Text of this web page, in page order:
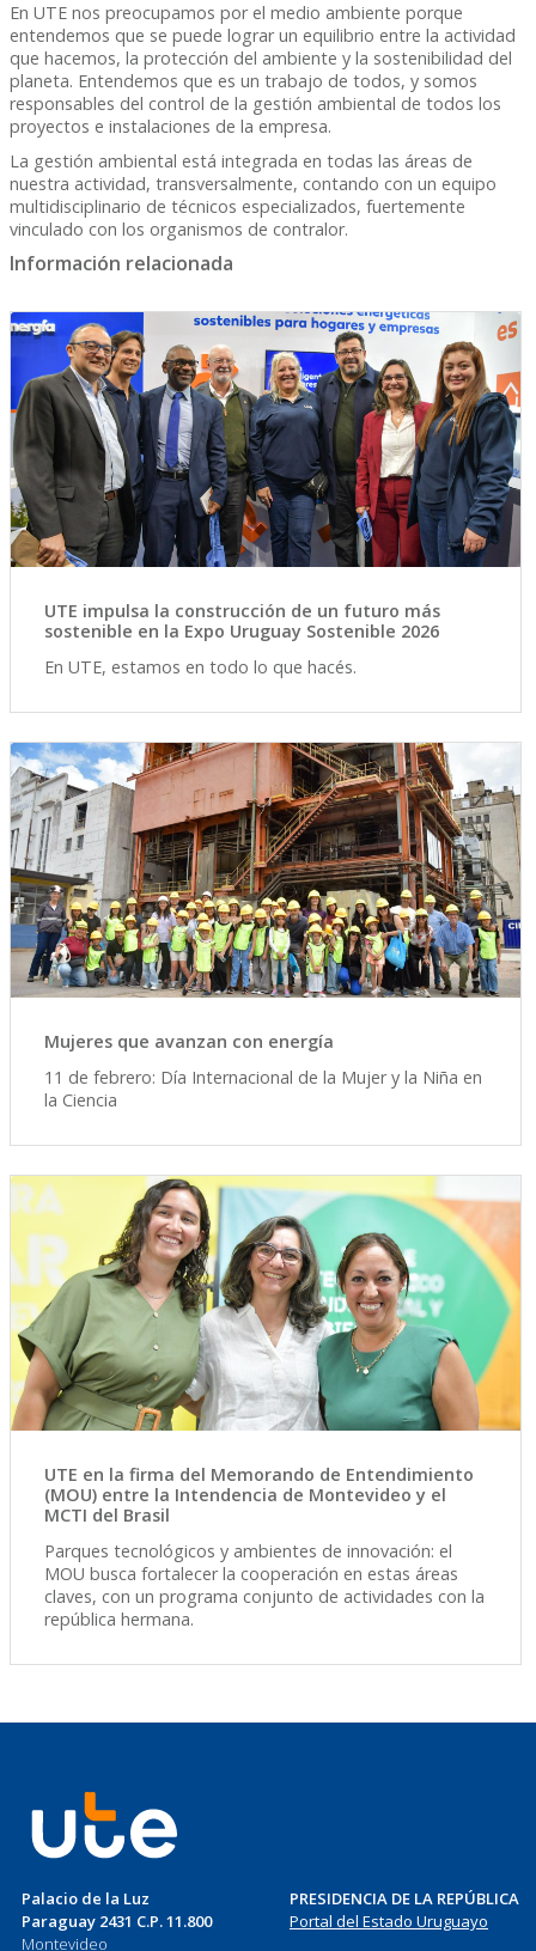
En UTE nos preocupamos por el medio ambiente porque
entendemos que se puede lograr un equilibrio entre la actividad
que hacemos, la protección del ambiente y la sostenibilidad del
planeta. Entendemos que es un trabajo de todos, y somos
responsables del control de la gestión ambiental de todos los
proyectos e instalaciones de la empresa.
La gestión ambiental está integrada en todas las áreas de
nuestra actividad, transversalmente, contando con un equipo
multidisciplinario de técnicos especializados, fuertemente
vinculado con los organismos de contralor.
Información relacionada
UTE impulsa la construcción de un futuro más
sostenible en la Expo Uruguay Sostenible 2026
En UTE, estamos en todo lo que hacés.
Mujeres que avanzan con energía
11 de febrero: Día Internacional de la Mujer y la Niña en
la Ciencia
UTE en la firma del Memorando de Entendimiento
(MOU) entre la Intendencia de Montevideo y el
MCTI del Brasil
Parques tecnológicos y ambientes de innovación: el
MOU busca fortalecer la cooperación en estas áreas
claves, con un programa conjunto de actividades con la
república hermana.
Palacio de la Luz
Paraguay 2431 C.P. 11.800
Montevideo
PRESIDENCIA DE LA REPÚBLICA
Portal del Estado Uruguayo